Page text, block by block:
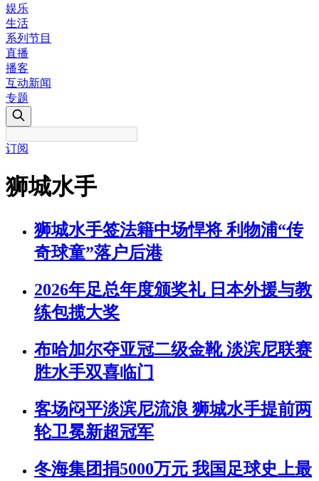
娱乐
生活
系列节目
直播
播客
互动新闻
专题
订阅
狮城水手
狮城水手签法籍中场悍将 利物浦“传
奇球童”落户后港
2026年足总年度颁奖礼 日本外援与教
练包揽大奖
布哈加尔夺亚冠二级金靴 淡滨尼联赛
胜水手双喜临门
客场闷平淡滨尼流浪 狮城水手提前两
轮卫冕新超冠军
冬海集团捐5000万元 我国足球史上最